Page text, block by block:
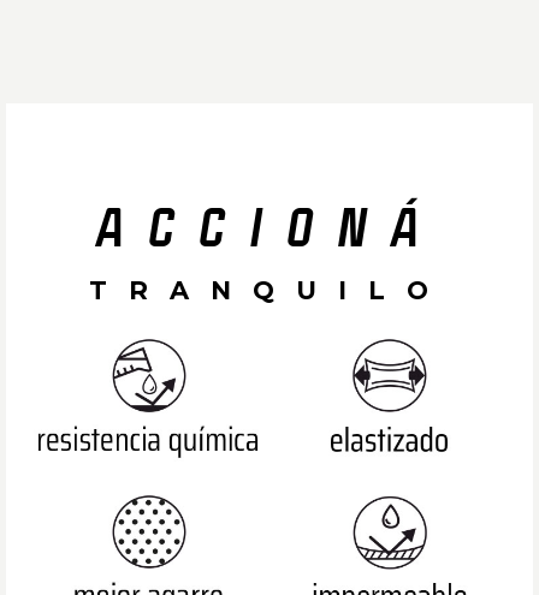
ACCIONÁ
TRANQUILO